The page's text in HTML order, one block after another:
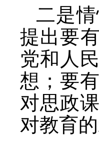
二是
提出要有
党和人
想；要
对思政
对教育